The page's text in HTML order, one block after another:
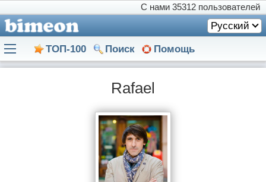
С нами 35312 пользователей
Русский
ТОП-100 Поиск Помощь
Rafael